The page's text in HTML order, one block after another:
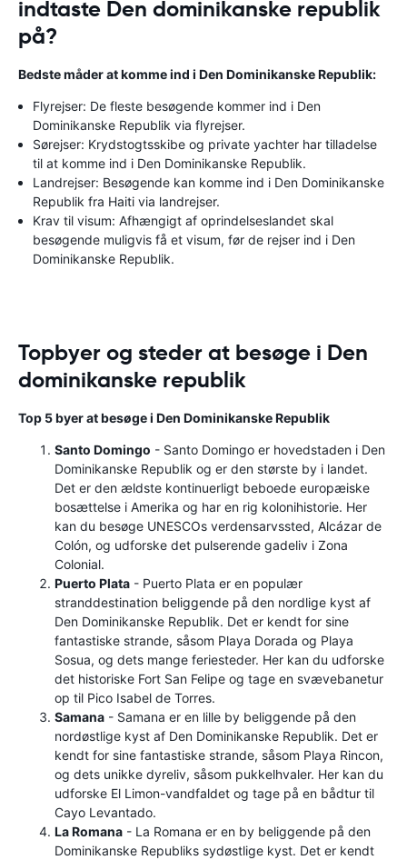
indtaste Den dominikanske republik
på?
Bedste måder at komme ind i Den Dominikanske Republik:
Flyrejser: De fleste besøgende kommer ind i Den
Dominikanske Republik via flyrejser.
Sørejser: Krydstogtsskibe og private yachter har tilladelse
til at komme ind i Den Dominikanske Republik.
Landrejser: Besøgende kan komme ind i Den Dominikanske
Republik fra Haiti via landrejser.
Krav til visum: Afhængigt af oprindelseslandet skal
besøgende muligvis få et visum, før de rejser ind i Den
Dominikanske Republik.
Topbyer og steder at besøge i Den
dominikanske republik
Top 5 byer at besøge i Den Dominikanske Republik
Santo Domingo - Santo Domingo er hovedstaden i Den
Dominikanske Republik og er den største by i landet.
Det er den ældste kontinuerligt beboede europæiske
bosættelse i Amerika og har en rig kolonihistorie. Her
kan du besøge UNESCOs verdensarvssted, Alcázar de
Colón, og udforske det pulserende gadeliv i Zona
Colonial.
Puerto Plata - Puerto Plata er en populær
stranddestination beliggende på den nordlige kyst af
Den Dominikanske Republik. Det er kendt for sine
fantastiske strande, såsom Playa Dorada og Playa
Sosua, og dets mange feriesteder. Her kan du udforske
det historiske Fort San Felipe og tage en svævebanetur
op til Pico Isabel de Torres.
Samana - Samana er en lille by beliggende på den
nordøstlige kyst af Den Dominikanske Republik. Det er
kendt for sine fantastiske strande, såsom Playa Rincon,
og dets unikke dyreliv, såsom pukkelhvaler. Her kan du
udforske El Limon-vandfaldet og tage på en bådtur til
Cayo Levantado.
La Romana - La Romana er en by beliggende på den
Dominikanske Republiks sydøstlige kyst. Det er kendt